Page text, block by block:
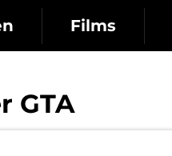
Films
GTA